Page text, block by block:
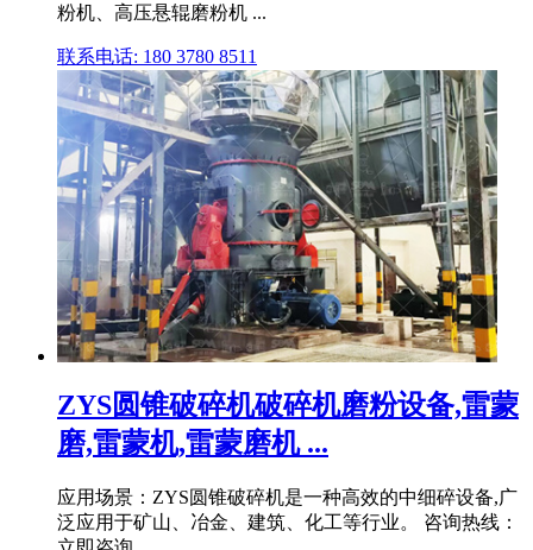
粉机、高压悬辊磨粉机 ...
联系电话: 180 3780 8511
ZYS圆锥破碎机破碎机磨粉设备,雷蒙
磨,雷蒙机,雷蒙磨机 ...
应用场景：ZYS圆锥破碎机是一种高效的中细碎设备,广
泛应用于矿山、冶金、建筑、化工等行业。 咨询热线：